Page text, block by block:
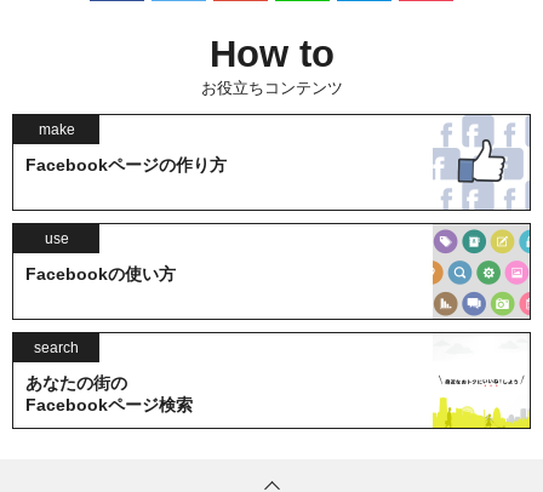
How to
お役立ちコンテンツ
make
Facebookページの作り方
use
Facebookの使い方
search
あなたの街の
Facebookページ検索